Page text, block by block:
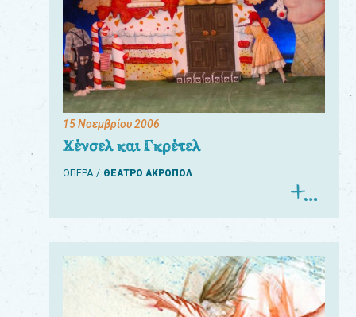
15 Νοεμβρίου 2006
Χένσελ και Γκρέτελ
ΟΠΕΡΑ ΘΕΑΤΡΟ ΑΚΡΟΠΟΛ